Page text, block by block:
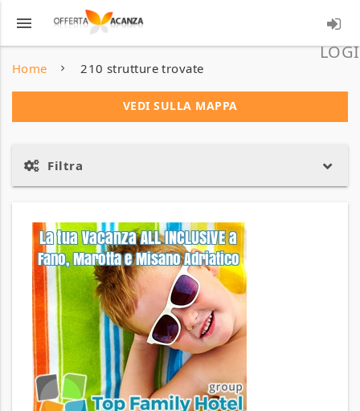
menu
Home 210 strutture trovate
VEDI SULLA MAPPA
Filtra